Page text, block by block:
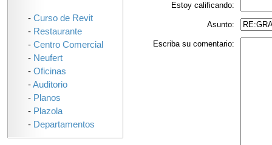
Estoy calificando:
Asunto:
Escriba su comentario:
- Curso de Revit
- Restaurante
- Centro Comercial
- Neufert
- Oficinas
-Auditorio
- Planos
- Plazola
- Departamentos